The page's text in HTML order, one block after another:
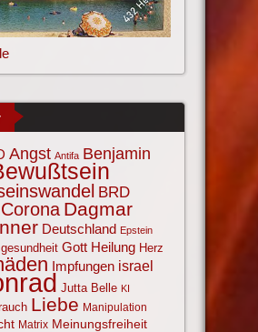
Angst Antifa Benjamin
BRD
Corona Dagmar
Deutschland Epstein
gesundheit Gott Heilung Herz
Impfungen israel
Jutta Belle KI
Liebe Manipulation
Matrix Meinungsfreiheit